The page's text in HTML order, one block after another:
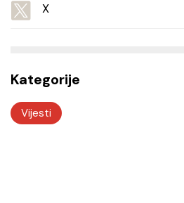
X
Kategorije
Vijesti